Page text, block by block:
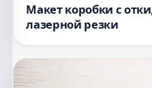
Макет коробки с
лазерной резки